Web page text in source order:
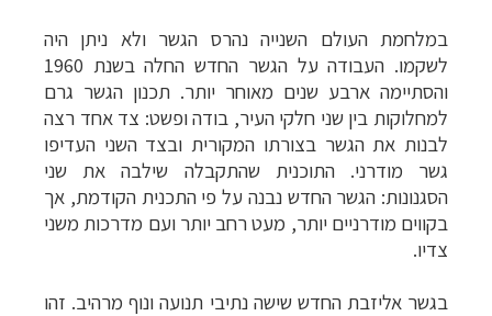
במלחמת העולם השנייה נהרס הגשר ולא ניתן היה
לשקמו. העבודה על הגשר החדש החלה בשנת 1960
והסתיימה ארבע שנים מאוחר יותר. תכנון הגשר גרם
למחלוקות בין שני חלקי העיר, בודה ופשט: צד אחד רצה
לבנות את הגשר בצורתו המקורית ובצד השני העדיפו
גשר מודרני. התוכנית שהתקבלה שילבה את שני
הסגנונות: הגשר החדש נבנה על פי התכנית הקודמת, אך
בקווים מודרניים יותר, מעט רחב יותר ועם מדרכות משני
צדיו.
בגשר אליזבת החדש שישה נתיבי תנועה ונוף מרהיב. זהו